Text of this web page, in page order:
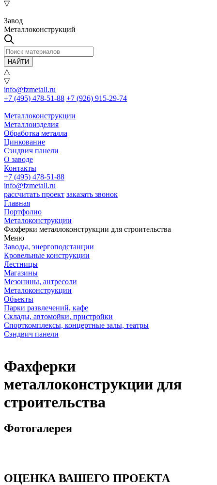
▽
Завод
Металлоконструкций
НАЙТИ
△
▽
info@fzmetall.ru
+7 (495) 478-51-88 +7 (926) 915-29-74
Металлоконструкции
Металлоизделия
Обработка металла
Цинкование
Сэндвич панели
О заводе
Контакты
+7 (495) 478-51-88
info@fzmetall.ru
рассчитать проект заказать звонок
Главная
Портфолио
Металоконструкции
Фахферки металлоконструкции для строительства
Меню
Заводы, энергоподстанции
Кровельные конструкции
Лестницы
Магазины
Мезонины, антресоли
Металоконструкции
Объекты
Парки развлечений, кафе
Склады, автомойки, пристройки
Спорткомплексы, концертные залы, театры
Сэндвич панели
Фахферки
металлоконструкции для
строительства
Фотогалерея
ОЦЕНКА ВАШЕГО ПРОЕКТА